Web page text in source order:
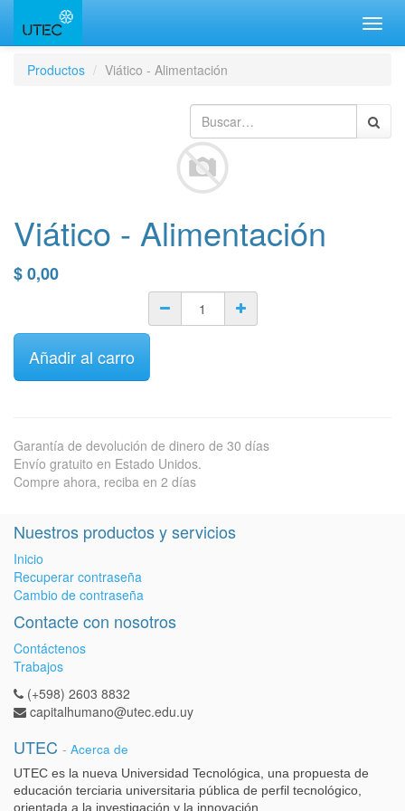
Productos
Viático - Alimentación
Viático - Alimentación
$0,00
Añadir al carro
Garantía de devolución de dinero de 30 días
Envío gratuito en Estado Unidos.
Compre ahora, reciba en 2 días
Nuestros productos y servicios
Inicio
Recuperar contraseña
Cambio de contraseña
Contacte con nosotros
Contáctenos
Trabajos
(+598) 2603 8832
capitalhumano@utec.edu.uy
UTEC - Acerca de
UTEC es la nueva Universidad Tecnológica, una propuesta de
educación terciaria universitaria pública de perfil tecnológico,
orientada a la investigación y la innovación.